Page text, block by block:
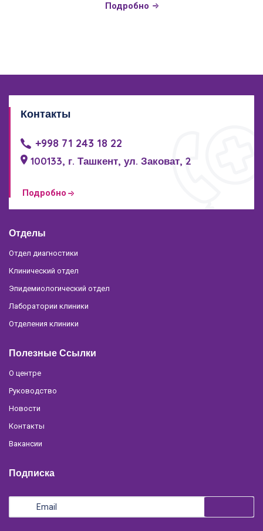
Подробно
Контакты
+998 71 243 18 22
100133, г. Ташкент, ул. Заковат, 2
Подробно
Отделы
Отдел диагностики
Клинический отдел
Эпидемиологический отдел
Лаборатории клиники
Отделения клиники
Полезные Ссылки
О центре
Руководство
Новости
Контакты
Вакансии
Подписка